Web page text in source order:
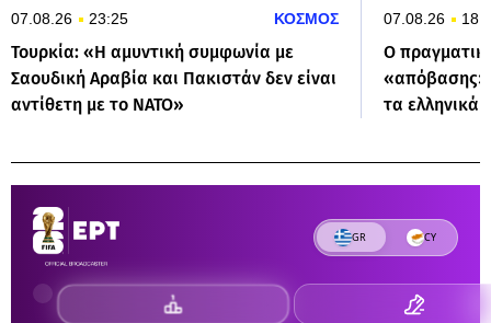
07.08.26 23:25 ΚΟΣΜΟΣ
Τουρκία: «Η αμυντική συμφωνία με
Σαουδική Αραβία και Πακιστάν δεν είναι
αντίθετη με το ΝΑΤΟ»
07.08.26
Ο
«απόβασης»
τα ελληνικά